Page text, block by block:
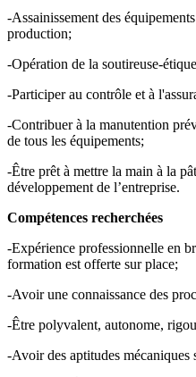
-Assainissement des
production;
-Opération de la soutireuse-
-Participer au contrôle et à
-Contribuer à la manutention
de tous les équipements;
-Être prêt à mettre la main à la
développement de l’entreprise.
Compétences recherchées
-Expérience professionnelle en
formation est offerte sur place;
-Avoir une connaissance des
-Être polyvalent, autonome,
-Avoir des aptitudes mécaniques